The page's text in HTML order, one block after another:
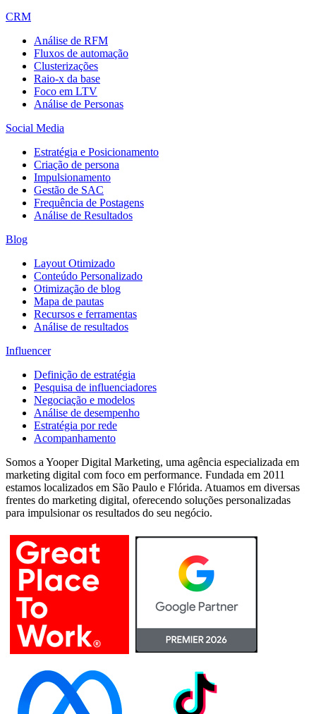
CRM
Análise de RFM
Fluxos de automação
Clusterizações
Raio-x da base
Foco em LTV
Análise de Personas
Social Media
Estratégia e Posicionamento
Criação de persona
Impulsionamento
Gestão de SAC
Frequência de Postagens
Análise de Resultados
Blog
Layout Otimizado
Conteúdo Personalizado
Otimização de blog
Mapa de pautas
Recursos e ferramentas
Análise de resultados
Influencer
Definição de estratégia
Pesquisa de influenciadores
Negociação e modelos
Análise de desempenho
Estratégia por rede
Acompanhamento
Somos a Yooper Digital Marketing, uma agência especializada em
marketing digital com foco em performance. Fundada em 2011
estamos localizados em São Paulo e Flórida. Atuamos em diversas
frentes do marketing digital, oferecendo soluções personalizadas
para impulsionar os resultados do seu negócio.